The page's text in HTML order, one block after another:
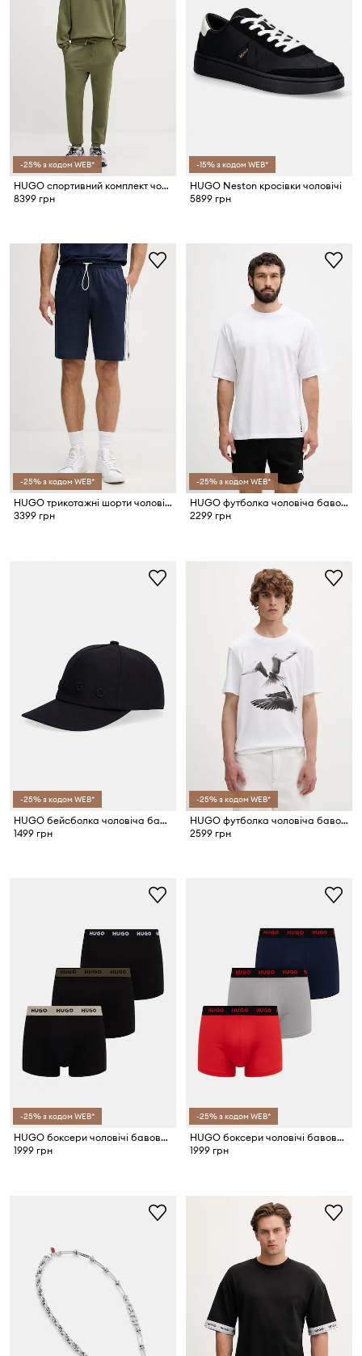
-25% з кодом WEB*
HUGO спортивний комплект чоловічий бавовняний DapoDayote
8399 грн
-15% з кодом WEB*
HUGO Neston кросівки чоловічі
5899 грн
-25% з кодом WEB*
HUGO трикотажні шорти чоловічі з бавовною NAUTIX SHORTS
3399 грн
-25% з кодом WEB*
HUGO футболка чоловіча бавовняна TIKI T-SHIRT
2299 грн
-25% з кодом WEB*
HUGO бейсболка чоловіча бавовняна Moonstruck-CA
1499 грн
-25% з кодом WEB*
HUGO футболка чоловіча бавовняна Dirunn
2599 грн
-25% з кодом WEB*
HUGO боксери чоловічі бавовняні з еластаном TRUNK TRIPLET PACK 3 шт.
1999 грн
-25% з кодом WEB*
HUGO боксери чоловічі бавовняні з еластаном TRUNK TRIPLET PACK 3 шт.
1999 грн